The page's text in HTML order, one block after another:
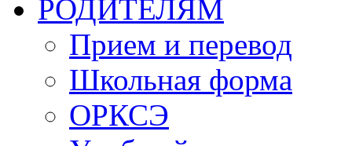
РОДИТЕЛЯМ
Прием и перевод
Школьная форма
ОРКСЭ